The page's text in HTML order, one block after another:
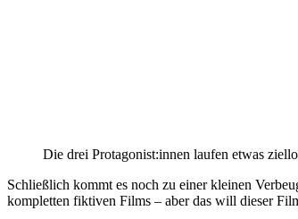
Die drei Protagonist:innen laufen etwas
Schließlich kommt es noch zu einer kleinen
kompletten fiktiven Films – aber das will dieser